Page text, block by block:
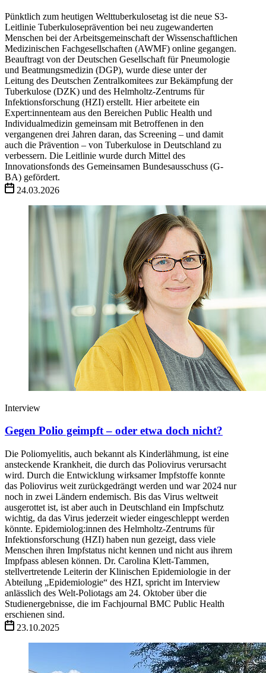
Pünktlich zum heutigen Welttuberkulosetag ist die neue S3-
Leitlinie Tuberkuloseprävention bei neu zugewanderten
Menschen bei der Arbeitsgemeinschaft der Wissenschaftlichen
Medizinischen Fachgesellschaften (AWMF) online gegangen.
Beauftragt von der Deutschen Gesellschaft für Pneumologie
und Beatmungsmedizin (DGP), wurde diese unter der
Leitung des Deutschen Zentralkomitees zur Bekämpfung der
Tuberkulose (DZK) und des Helmholtz-Zentrums für
Infektionsforschung (HZI) erstellt. Hier arbeitete ein
Expert:innenteam aus den Bereichen Public Health und
Individualmedizin gemeinsam mit Betroffenen in den
vergangenen drei Jahren daran, das Screening – und damit
auch die Prävention – von Tuberkulose in Deutschland zu
verbessern. Die Leitlinie wurde durch Mittel des
Innovationsfonds des Gemeinsamen Bundesausschuss (G-
BA) gefördert.
24.03.2026
Interview
Gegen Polio geimpft – oder etwa doch nicht?
Die Poliomyelitis, auch bekannt als Kinderlähmung, ist eine
ansteckende Krankheit, die durch das Poliovirus verursacht
wird. Durch die Entwicklung wirksamer Impfstoffe konnte
das Poliovirus weit zurückgedrängt werden und war 2024 nur
noch in zwei Ländern endemisch. Bis das Virus weltweit
ausgerottet ist, ist aber auch in Deutschland ein Impfschutz
wichtig, da das Virus jederzeit wieder eingeschleppt werden
könnte. Epidemiolog:innen des Helmholtz-Zentrums für
Infektionsforschung (HZI) haben nun gezeigt, dass viele
Menschen ihren Impfstatus nicht kennen und nicht aus ihrem
Impfpass ablesen können. Dr. Carolina Klett-Tammen,
stellvertretende Leiterin der Klinischen Epidemiologie in der
Abteilung „Epidemiologie“ des HZI, spricht im Interview
anlässlich des Welt-Poliotags am 24. Oktober über die
Studienergebnisse, die im Fachjournal BMC Public Health
erschienen sind.
23.10.2025